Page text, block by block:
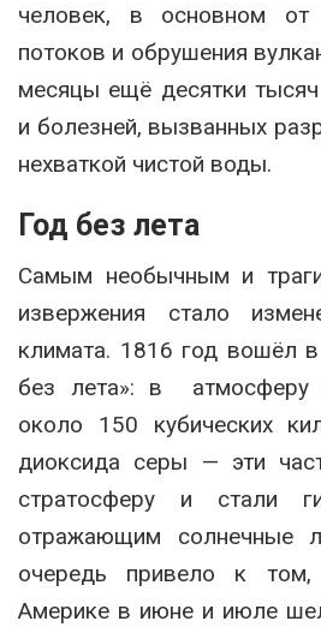
человек, в основном от
потоков и обрушения
месяцы ещё десятки
и болезней, вызванных
нехваткой чистой воды.
Год без лета
Самым необычным и
извержения стало
климата. 1816 год вошёл
без лета»: в
около 150 кубических
диоксида серы — эти
стратосферу и стали
отражающим солнечные
очередь привело к
Америке в июне и июле